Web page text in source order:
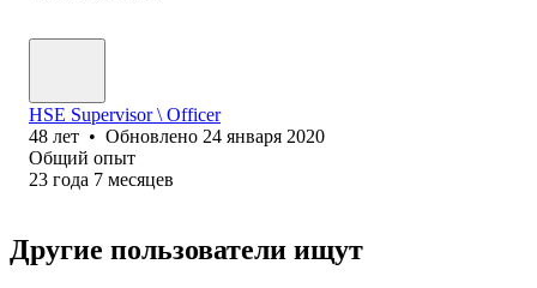
HSE Supervisor \ Officer
48 лет • Обновлено 24 января 2020
Общий опыт
23 года 7 месяцев
Другие пользователи ищут